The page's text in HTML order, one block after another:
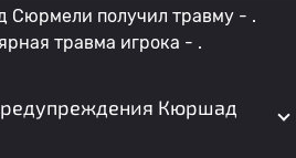
Сюрмели получил травму - .
травма игрока - .
Кюршад